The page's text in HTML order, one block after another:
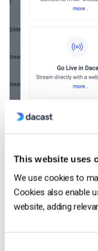
This website uses
We use cookies to
Cookies also enable
website, adding
3. Al termine, fare clic